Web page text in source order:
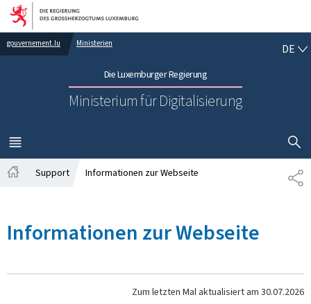
Zur Hauptnavigation
Zum Inhalt
gouvernement.lu Ministerien
Die Luxemburger Regierung
Ministerium für Digitalisierung
DE
MENÜ
HAUPT-
Support Informationen zur Webseite
Informationen zur Webseite
Zum letzten Mal aktualisiert am 30.07.2026